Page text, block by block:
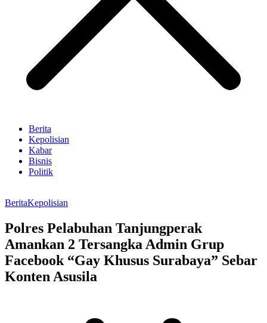
Berita
Kepolisian
Kabar
Bisnis
Politik
BeritaKepolisian
Polres Pelabuhan Tanjungperak
Amankan 2 Tersangka Admin Grup
Facebook “Gay Khusus Surabaya” Sebar
Konten Asusila